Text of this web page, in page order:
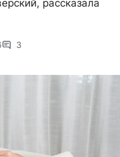
рассказала
3